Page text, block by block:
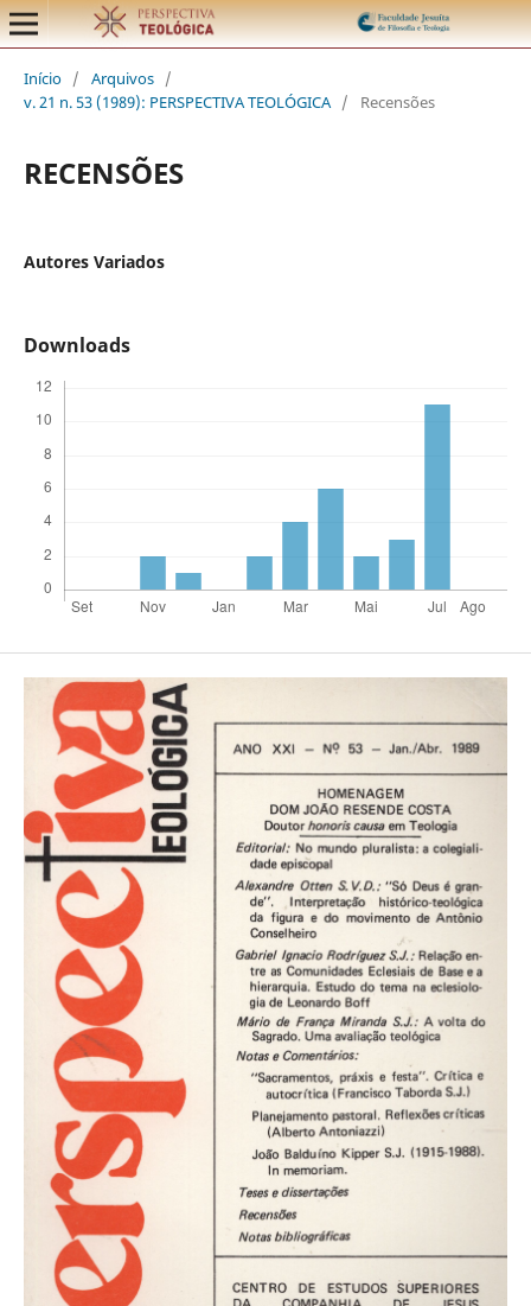
Início / Arquivos /
v. 21 n. 53 (1989): PERSPECTIVA TEOLÓGICA / Recensões
RECENSÕES
Autores Variados
Downloads